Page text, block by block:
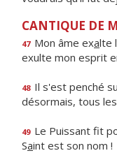
CANTIQUE DE
47 Mon âme exalte
exulte mon esprit
48 Il s'est penché
désormais, tous
49 Le Puissant fit
Saint est son nom !